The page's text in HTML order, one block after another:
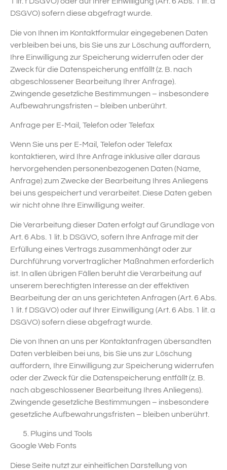
DSGVO) sofern diese abgefragt wurde.
Die von Ihnen im Kontaktformular eingegebenen Daten
verbleiben bei uns, bis Sie uns zur Löschung auffordern,
Ihre Einwilligung zur Speicherung widerrufen oder der
Zweck für die Datenspeicherung entfällt (z. B. nach
abgeschlossener Bearbeitung Ihrer Anfrage).
Zwingende gesetzliche Bestimmungen – insbesondere
Aufbewahrungsfristen – bleiben unberührt.
Anfrage per E-Mail, Telefon oder Telefax
Wenn Sie uns per E-Mail, Telefon oder Telefax
kontaktieren, wird Ihre Anfrage inklusive aller daraus
hervorgehenden personenbezogenen Daten (Name,
Anfrage) zum Zwecke der Bearbeitung Ihres Anliegens
bei uns gespeichert und verarbeitet. Diese Daten geben
wir nicht ohne Ihre Einwilligung weiter.
Die Verarbeitung dieser Daten erfolgt auf Grundlage von
Art. 6 Abs. 1 lit. b DSGVO, sofern Ihre Anfrage mit der
Erfüllung eines Vertrags zusammenhängt oder zur
Durchführung vorvertraglicher Maßnahmen erforderlich
ist. In allen übrigen Fällen beruht die Verarbeitung auf
unserem berechtigten Interesse an der effektiven
Bearbeitung der an uns gerichteten Anfragen (Art. 6 Abs.
1 lit. f DSGVO) oder auf Ihrer Einwilligung (Art. 6 Abs. 1 lit. a
DSGVO) sofern diese abgefragt wurde.
Die von Ihnen an uns per Kontaktanfragen übersandten
Daten verbleiben bei uns, bis Sie uns zur Löschung
auffordern, Ihre Einwilligung zur Speicherung widerrufen
oder der Zweck für die Datenspeicherung entfällt (z. B.
nach abgeschlossener Bearbeitung Ihres Anliegens).
Zwingende gesetzliche Bestimmungen – insbesondere
gesetzliche Aufbewahrungsfristen – bleiben unberührt.
Plugins und Tools
Google Web Fonts
Diese Seite nutzt zur einheitlichen Darstellung von